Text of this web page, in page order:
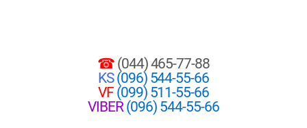
☎(044) 465-77-88
KS(096) 544-55-66
VF(099) 511-55-66
VIBER(096) 544-55-66